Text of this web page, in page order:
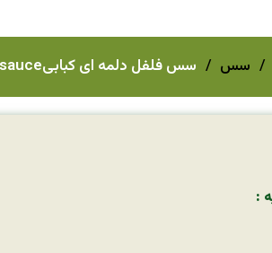
سس سس فلفل دلمه ای کبابیGrilled bell pepper sauce
: